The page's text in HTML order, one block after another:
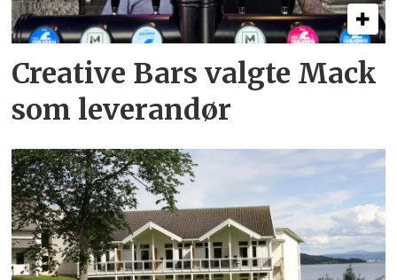
Creative Bars valgte Mack
som leverandør